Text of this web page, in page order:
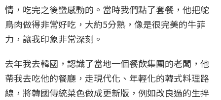
情，吃完之後蠻感動的。當時我們點了套餐，他把鴕
鳥肉做得非常好吃，大約5分熟，像是很完美的牛菲
力，讓我印象非常深刻。
去年我去韓國，認識了當地一個餐飲集團的老闆，他
帶我去吃他的餐廳，走現代化、年輕化的韓式料理路
線，將韓國傳統菜色做成更新版，例如改良過的生拌